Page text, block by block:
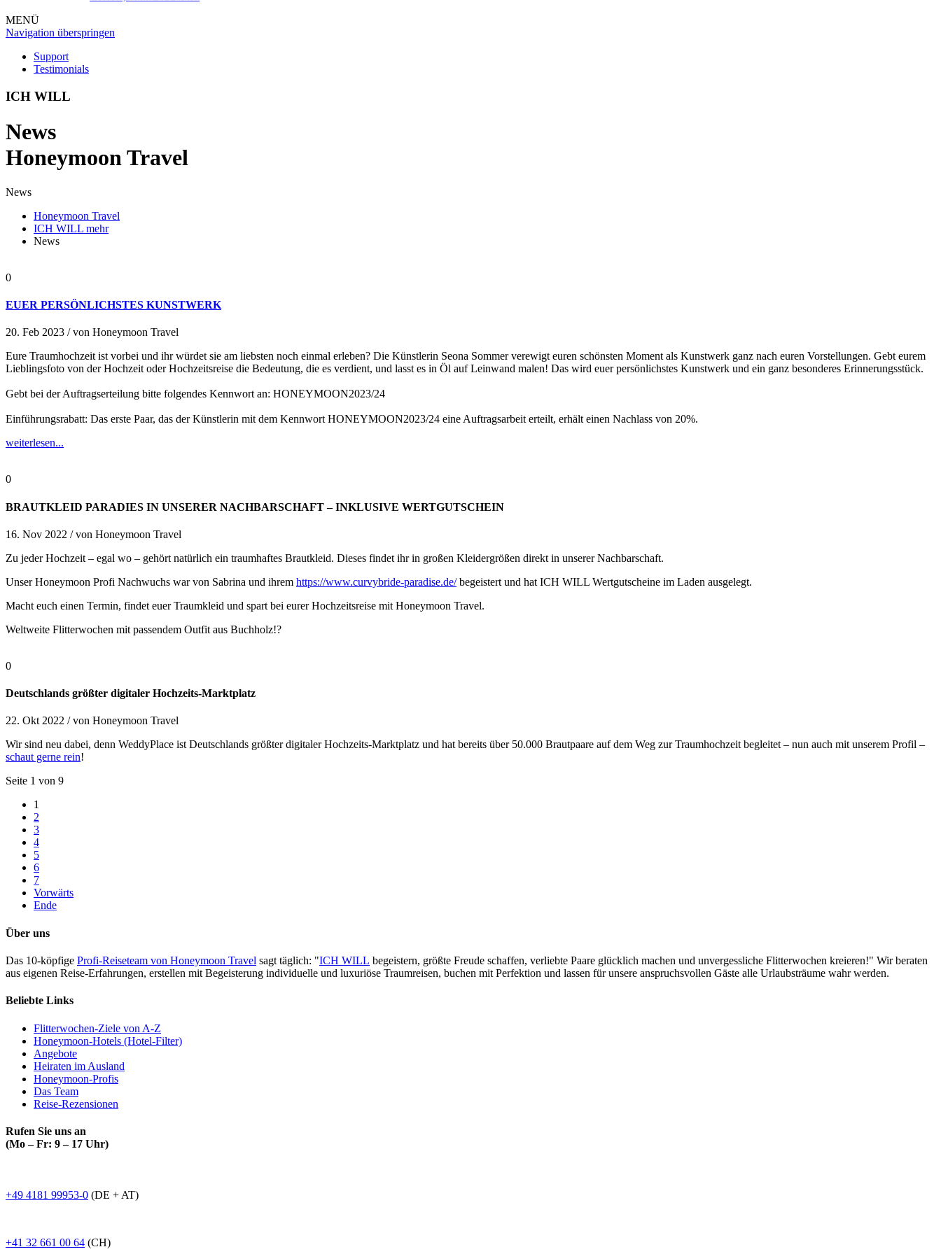
MENÜ
Navigation überspringen
Support
Testimonials
ICH WILL
News
Honeymoon Travel
News
Honeymoon Travel
ICH WILL mehr
News
0
EUER PERSÖNLICHSTES KUNSTWERK
20. Feb 2023 / von Honeymoon Travel
Eure Traumhochzeit ist vorbei und ihr würdet sie am liebsten noch einmal erleben? Die Künstlerin Seona Sommer verewigt euren schönsten Moment als Kunstwerk ganz nach euren Vorstellungen. Gebt eurem
Lieblingsfoto von der Hochzeit oder Hochzeitsreise die Bedeutung, die es verdient, und lasst es in Öl auf Leinwand malen! Das wird euer persönlichstes Kunstwerk und ein ganz besonderes Erinnerungsstück.
Gebt bei der Auftragserteilung bitte folgendes Kennwort an: HONEYMOON2023/24
Einführungsrabatt: Das erste Paar, das der Künstlerin mit dem Kennwort HONEYMOON2023/24 eine Auftragsarbeit erteilt, erhält einen Nachlass von 20%.
weiterlesen...
0
BRAUTKLEID PARADIES IN UNSERER NACHBARSCHAFT – INKLUSIVE WERTGUTSCHEIN
16. Nov 2022 / von Honeymoon Travel
Zu jeder Hochzeit – egal wo – gehört natürlich ein traumhaftes Brautkleid. Dieses findet ihr in großen Kleidergrößen direkt in unserer Nachbarschaft.
Unser Honeymoon Profi Nachwuchs war von Sabrina und ihrem https://www.curvybride-paradise.de/begeistert und hat ICH WILL Wertgutscheine im Laden ausgelegt.
Macht euch einen Termin, findet euer Traumkleid und spart bei eurer Hochzeitsreise mit Honeymoon Travel.
Weltweite Flitterwochen mit passendem Outfit aus Buchholz!?
0
Deutschlands größter digitaler Hochzeits-Marktplatz
22. Okt 2022 / von Honeymoon Travel
Wir sind neu dabei, denn WeddyPlace ist Deutschlands größter digitaler Hochzeits-Marktplatz und hat bereits über 50.000 Brautpaare auf dem Weg zur Traumhochzeit begleitet – nun auch mit unserem Profil –
schaut gerne rein!
Seite 1 von 9
1
2
3
4
5
6
7
Vorwärts
Ende
Über uns
Das 10-köpfige Profi-Reiseteam von Honeymoon Travel sagt täglich: "ICH WILL begeistern, größte Freude schaffen, verliebte Paare glücklich machen und unvergessliche Flitterwochen kreieren!" Wir beraten
aus eigenen Reise-Erfahrungen, erstellen mit Begeisterung individuelle und luxuriöse Traumreisen, buchen mit Perfektion und lassen für unsere anspruchsvollen Gäste alle Urlaubsträume wahr werden.
Beliebte Links
Flitterwochen-Ziele von A-Z
Honeymoon-Hotels (Hotel-Filter)
Angebote
Heiraten im Ausland
Honeymoon-Profis
Das Team
Reise-Rezensionen
Rufen Sie uns an
(Mo – Fr: 9 – 17 Uhr)
+49 4181 99953-0 (DE + AT)
+41 32 661 00 64 (CH)